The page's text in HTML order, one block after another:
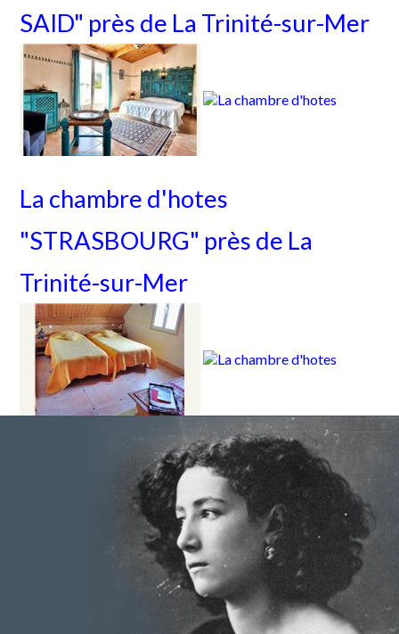
SAID" près de La Trinité-sur-Mer
La chambre d'hotes
"STRASBOURG" près de La
Trinité-sur-Mer